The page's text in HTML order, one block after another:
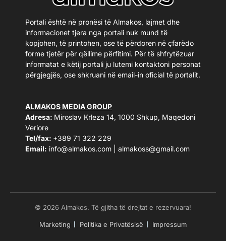
Portali është në pronësi të Almakos, lajmet dhe
informacionet tjera nga portali nuk mund të
kopjohen, të printohen, ose të përdoren në çfarëdo
forme tjetër për qëllime përfitimi. Për të shfrytëzuar
informatat e këtij portali ju lutemi kontaktoni personat
përgjegjës, ose shkruani në email-in oficial të portalit.
ALMAKOS MEDIA GROUP
Adresa: Miroslav Krleza 14, 1000 Shkup, Maqedoni
Veriore
Tel/fax: +389 71 322 229
Email: info@almakos.com almakoss@gmail.com
© 2026 Almakos. Të gjitha të drejtat e rezervuara!
Marketing Politika e Privatësisë Impressum